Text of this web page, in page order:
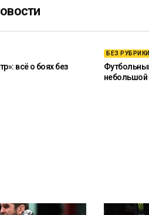
всё о боях без
БЕЗ РУБРИКИ
небольшой